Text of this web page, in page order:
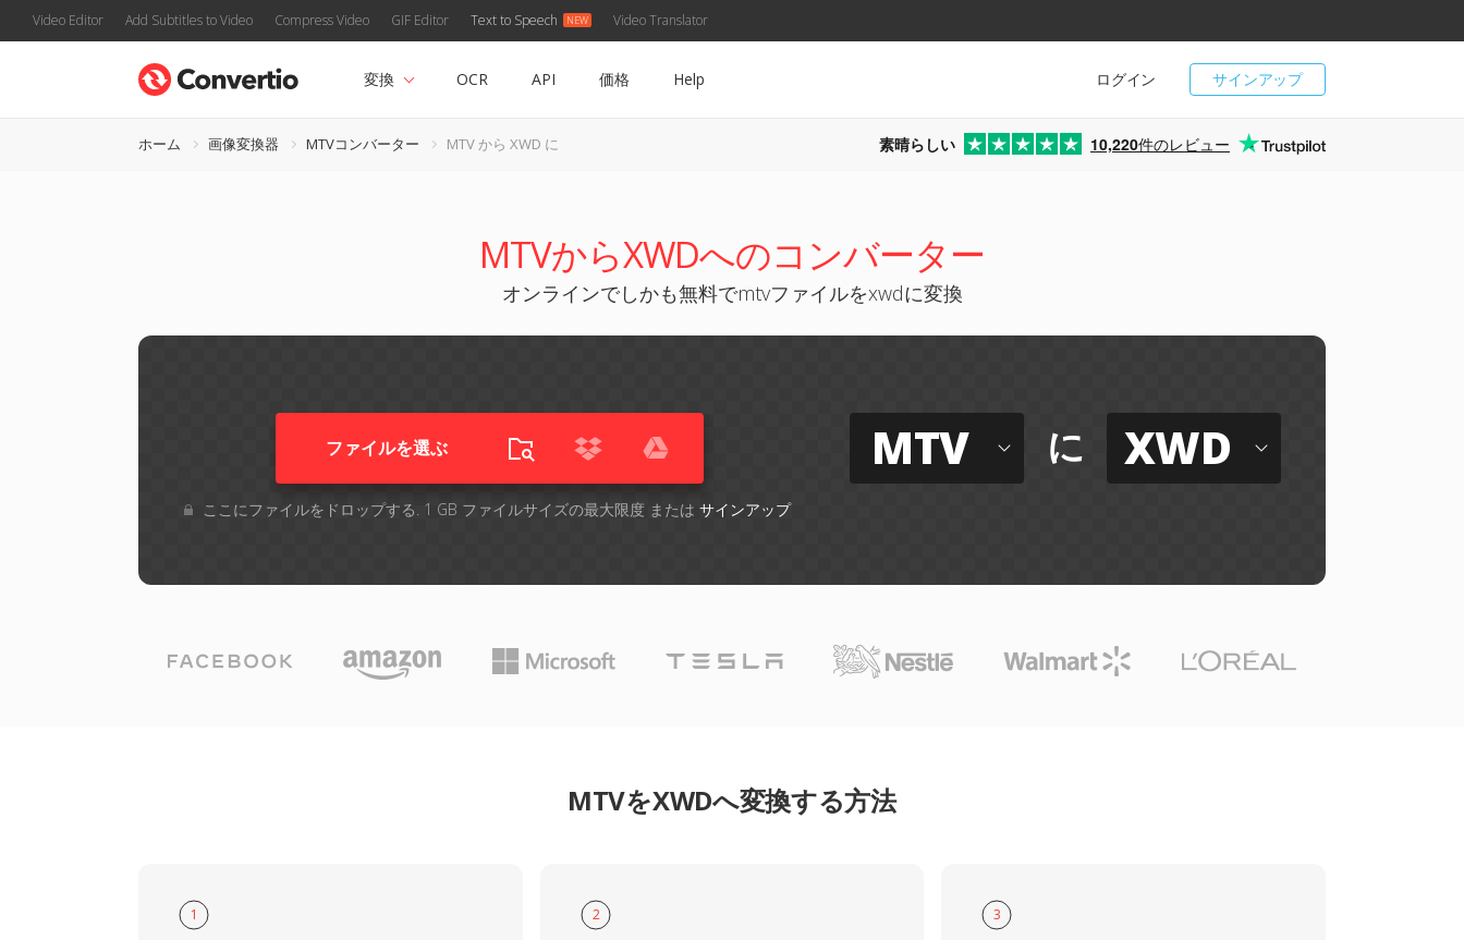
Video Editor Add Subtitles to Video Compress Video GIF Editor Text to Speech Video Translator
サインアップ
ログイン
変換 OCR API 価格 Help
ホーム 画像変換器 MTVコンバーター MTV から XWD に 素晴らしい 10,220件のレビュー
MTVからXWDへのコンバーター
オンラインでしかも無料でmtvファイルをxwdに変換
ファイルを選ぶ
ここにファイルをドロップする. 1 GB ファイルサイズの最大限度 または サインアップ
MTV に XWD
MTVをXWDへ変換する方法
1 2 3